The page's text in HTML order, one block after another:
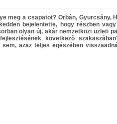
meg a csapatot? Orbán,
bejelentette, hogy részben
olyan új, akár nemzetközi üzleti
következő
azaz teljes egészében